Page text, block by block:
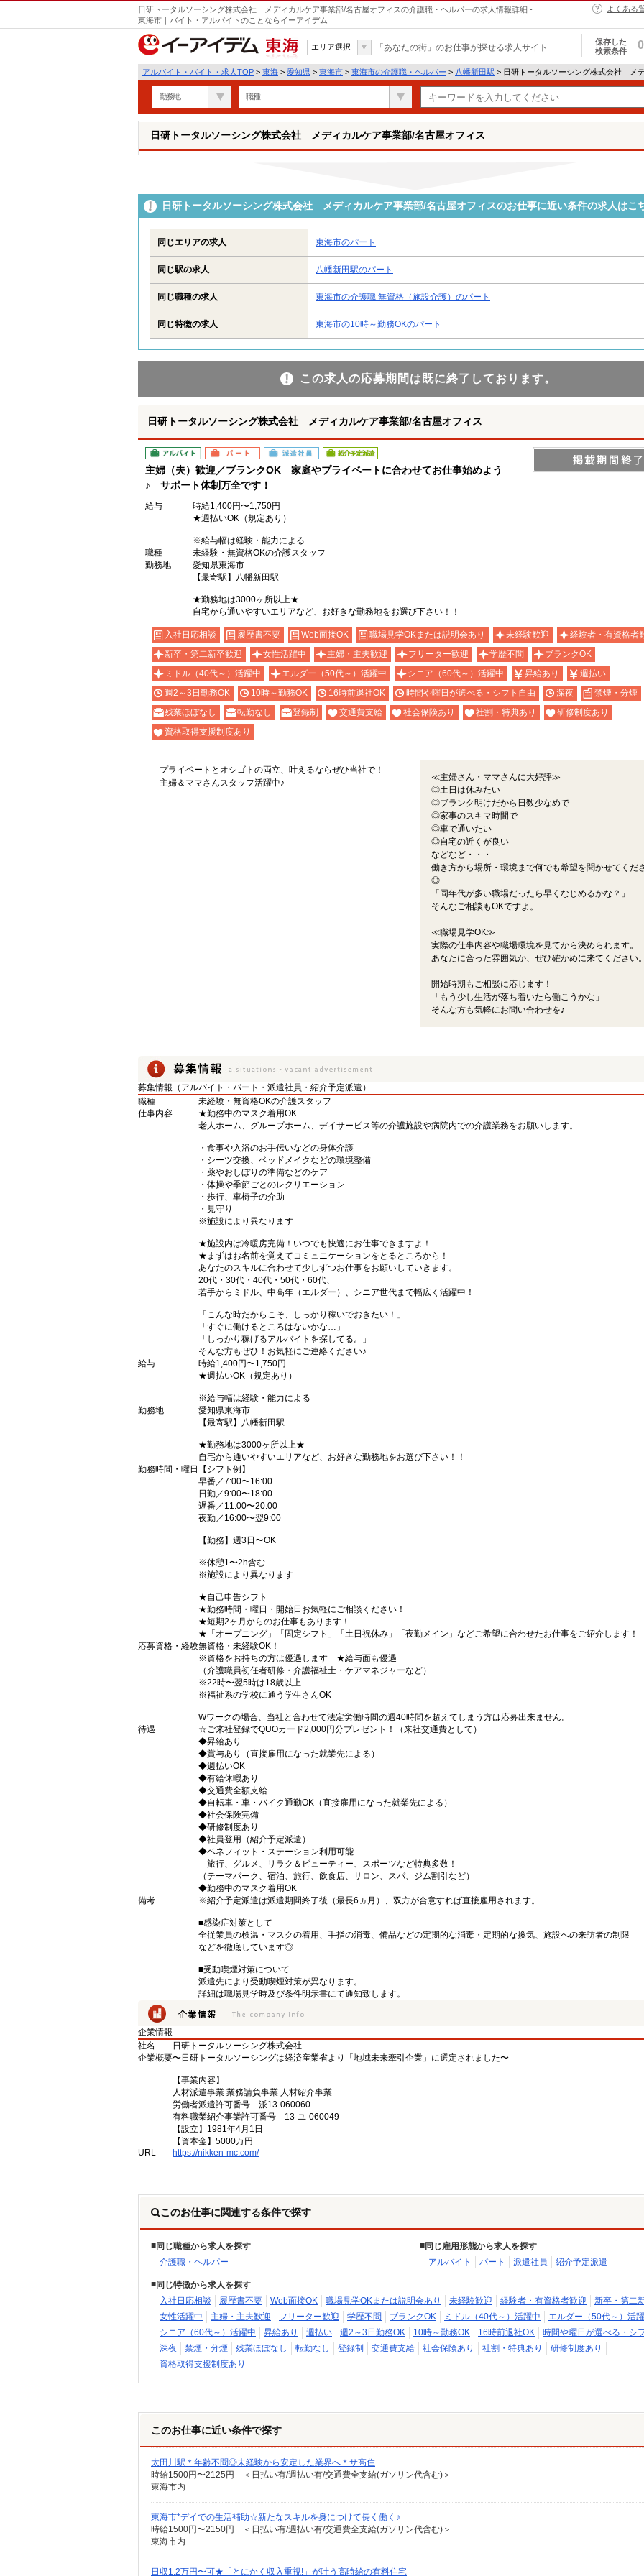
日研トータルソーシング株式会社 メディカルケア事業部/名古屋オフィスの介護職・ヘルパーの求人情報詳細 -
東海市｜バイト・アルバイトのことならイーアイデム
よくある
東海
エリア選択 「あなたの街」のお仕事が探せる求人サイト
保存した
検索条件
0
アルバイト・バイト・求人TOP > 東海 > 愛知県 > 東海市 > 東海市の介護職・ヘルパー > 八幡新田駅 > 日研トータルソーシング株式会社 メ
勤務地 職種
日研トータルソーシング株式会社 メディカルケア事業部/名古屋オフィス
日研トータルソーシング株式会社 メディカルケア事業部/名古屋オフィスのお仕事に近い条件の求人はこ
同じエリアの求人 東海市のパート
同じ駅の求人 八幡新田駅のパート
同じ職種の求人 東海市の介護職 無資格（施設介護）のパート
同じ特徴の求人 東海市の10時～勤務OKのパート
この求人の応募期間は既に終了しております。
日研トータルソーシング株式会社 メディカルケア事業部/名古屋オフィス
アルバイト パート 派遣社員 紹介予定派遣
主婦（夫）歓迎／ブランクOK 家庭やプライベートに合わせてお仕事始めよう
♪ サポート体制万全です！
給与
時給1,400円〜1,750円
★週払いOK（規定あり）
※給与幅は経験・能力による
職種
未経験・無資格OKの介護スタッフ
勤務地
愛知県東海市
【最寄駅】八幡新田駅
★勤務地は3000ヶ所以上★
自宅から通いやすいエリアなど、お好きな勤務地をお選び下さい！！
入社日応相談 履歴書不要 Web面接OK 職場見学OKまたは説明会あり 未経験歓迎
経験者・有資格者
新卒・第二新卒歓迎
女性活躍中 主婦・主夫歓迎 フリーター歓迎 学歴不問
ブランクOK
ミドル（40代～）活躍中
エルダー（50代～）活躍中 シニア（60代～）活躍中 昇給あり
週払い
週2～3日勤務OK
10時～勤務OK 16時前退社OK 時間や曜日が選べる・シフト自由 深夜
禁煙・分煙
残業ほぼなし
転勤なし 登録制 交通費支給 社会保険あり 社割・特典あり
研修制度あり
資格取得支援制度あり
プライベートとオシゴトの両立、叶えるならぜひ当社で！
主婦＆ママさんスタッフ活躍中♪
≪主婦さん・ママさんに大好評≫
◎土日は休みたい
◎ブランク明けだから日数少なめで
◎家事のスキマ時間で
◎車で通いたい
◎自宅の近くが良い
などなど・・・
働き方から場所・環境まで何でも希望を聞かせてくだ
◎
「同年代が多い職場だったら早くなじめるかな？」
そんなご相談もOKですよ。
≪職場見学OK≫
実際の仕事内容や職場環境を見てから決められます。
あなたに合った雰囲気か、ぜひ確かめに来てください
開始時期もご相談に応じます！
「もう少し生活が落ち着いたら働こうかな」
そんな方も気軽にお問い合わせを♪
募集情報（アルバイト・パート・派遣社員・紹介予定派遣）
職種
未経験・無資格OKの介護スタッフ
仕事内容
★勤務中のマスク着用OK
老人ホーム、グループホーム、デイサービス等の介護施設や病院内での介護業務をお願いします。
・食事や入浴のお手伝いなどの身体介護
・シーツ交換、ベッドメイクなどの環境整備
・薬やおしぼりの準備などのケア
・体操や季節ごとのレクリエーション
・歩行、車椅子の介助
・見守り
※施設により異なります
★施設内は冷暖房完備！いつでも快適にお仕事できますよ！
★まずはお名前を覚えてコミュニケーションをとるところから！
あなたのスキルに合わせて少しずつお仕事をお願いしていきます。
20代・30代・40代・50代・60代、
若手からミドル、中高年（エルダー）、シニア世代まで幅広く活躍中！
「こんな時だからこそ、しっかり稼いでおきたい！」
「すぐに働けるところはないかな…」
「しっかり稼げるアルバイトを探してる。」
そんな方もぜひ！お気軽にご連絡ください♪
給与
時給1,400円〜1,750円
★週払いOK（規定あり）
※給与幅は経験・能力による
勤務地
愛知県東海市
【最寄駅】八幡新田駅
★勤務地は3000ヶ所以上★
自宅から通いやすいエリアなど、お好きな勤務地をお選び下さい！！
勤務時間・曜日
【シフト例】
早番／7:00〜16:00
日勤／9:00〜18:00
遅番／11:00〜20:00
夜勤／16:00〜翌9:00
【勤務】週3日〜OK
※休憩1〜2h含む
※施設により異なります
★自己申告シフト
★勤務時間・曜日・開始日お気軽にご相談ください！
★短期2ヶ月からのお仕事もあります！
★「オープニング」「固定シフト」「土日祝休み」「夜勤メイン」などご希望に合わせたお仕事をご紹介します！
応募資格・経験無資格・未経験OK！
※資格をお持ちの方は優遇します ★給与面も優遇
（介護職員初任者研修・介護福祉士・ケアマネジャーなど）
※22時〜翌5時は18歳以上
※福祉系の学校に通う学生さんOK
Wワークの場合、当社と合わせて法定労働時間の週40時間を超えてしまう方は応募出来ません。
待遇
☆ご来社登録でQUOカード2,000円分プレゼント！（来社交通費として）
◆昇給あり
◆賞与あり（直接雇用になった就業先による）
◆週払いOK
◆有給休暇あり
◆交通費全額支給
◆自転車・車・バイク通勤OK（直接雇用になった就業先による）
◆社会保険完備
◆研修制度あり
◆社員登用（紹介予定派遣）
◆ベネフィット・ステーション利用可能
旅行、グルメ、リラク＆ビューティー、スポーツなど特典多数！
（テーマパーク、宿泊、旅行、飲食店、サロン、スパ、ジム割引など）
◆勤務中のマスク着用OK
備考
※紹介予定派遣は派遣期間終了後（最長6ヵ月）、双方が合意すれば直接雇用されます。
■感染症対策として
全従業員の検温・マスクの着用、手指の消毒、備品などの定期的な消毒・定期的な換気、施設への来訪者の制限
などを徹底しています◎
■受動喫煙対策について
派遣先により受動喫煙対策が異なります。
詳細は職場見学時及び条件明示書にて通知致します。
企業情報
社名
日研トータルソーシング株式会社
企業概要〜日研トータルソーシングは経済産業省より「地域未来牽引企業」に選定されました〜
【事業内容】
人材派遣事業 業務請負事業 人材紹介事業
労働者派遣許可番号 派13-060060
有料職業紹介事業許可番号 13-ユ-060049
【設立】1981年4月1日
【資本金】5000万円
URL
https://nikken-mc.com/
このお仕事に関連する条件で探す
同じ職種から求人を探す
介護職・ヘルパー
同じ雇用形態から求人を探す
アルバイト
パート 派遣社員 紹介予定派遣
同じ特徴から求人を探す
入社日応相談
履歴書不要 Web面接OK 職場見学OKまたは説明会あり 未経験歓迎 経験者・有資格者歓迎
新卒・第二
女性活躍中
主婦・主夫歓迎 フリーター歓迎 学歴不問 ブランクOK ミドル（40代～）活躍中
エルダー（50代～）活
シニア（60代～）活躍中
昇給あり 週払い 週2～3日勤務OK 10時～勤務OK 16時前退社OK
時間や曜日が選べる・シ
深夜
禁煙・分煙 残業ほぼなし 転勤なし 登録制 交通費支給 社会保険あり 社割・特典あり
研修制度あり
資格取得支援制度あり
このお仕事に近い条件で探す
太田川駅＊年齢不問◎未経験から安定した業界へ＊サ高住
時給1500円〜2125円 ＜日払い有/週払い有/交通費全支給(ガソリン代含む)＞
東海市内
東海市*デイでの生活補助☆新たなスキルを身につけて長く働く♪
時給1500円〜2150円 ＜日払い有/週払い有/交通費全支給(ガソリン代含む)＞
東海市内
日収1.2万円〜可★「とにかく収入重視!」が叶う高時給の有料住宅